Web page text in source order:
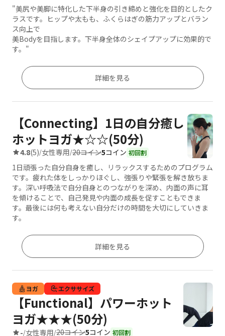
"美尻や美脚に特化した下半身の引き締めと強化を目的としたク
ラスです。ヒップや太もも、ふくらはぎの筋力アップとバラン
ス向上で
美Bodyを目指します。下半身全体のシェイプアップに効果的で
す。"
詳細を見る
【Connecting】1日の自分癒し
ホットヨガ★☆☆(50分)
4.8(5)/女性専用/20コイン5コイン 初回割
1日頑張った自分自身を癒し、リラックスするためのプログラム
です。疲れた体をしっかりほぐし、強張りや緊張を解き放ちま
す。深い呼吸法で自分自身とのつながりを深め、内面の声に耳
を傾けることで、自己発見や内面の成長を促すこともできま
す。最後には何も考えない自分だけの時間を大切にしていきま
す。
詳細を見る
ヨガ エクササイズ
【Functional】パワーホット
ヨガ★★★(50分)
-/女性専用/20コイン5コイン 初回割